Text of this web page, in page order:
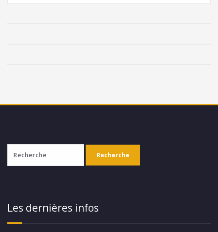
Les dernières infos